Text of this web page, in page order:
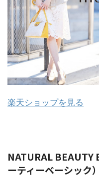
楽天ショップを見る
NATURAL BEAUTY
ーティーベーシック）